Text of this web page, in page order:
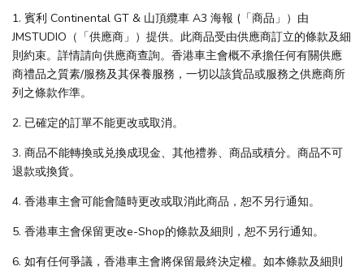
1. 賓利 Continental GT & 山頂纜車 A3 海報 (「商品」）由
JMSTUDIO（「供應商」）提供。此商品受由供應商訂立的條款及細
則約束。詳情請向供應商查詢。香港車主會概不承擔任何有關供應
商禮品之質素/服務及其保養服務，一切以該貨品或服務之供應商所
列之條款作準。
2. 已確定的訂單不能更改或取消。
3. 商品不能轉換或兑換成現金、其他禮券、商品或積分。商品不可
退款或換貨。
4. 香港車主會可能會隨時更改或取消此商品，恕不另行通知。
5. 香港車主會保留更改e-Shop的條款及細則，恕不另行通知。
6. 如有任何爭議，香港車主會將保留最終決定權。如本條款及細則